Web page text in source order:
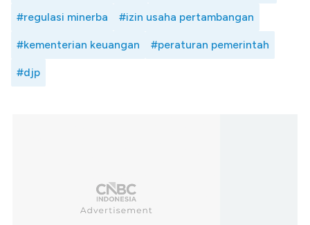
#regulasi minerba #izin usaha pertambangan
#kementerian keuangan #peraturan pemerintah
#djp